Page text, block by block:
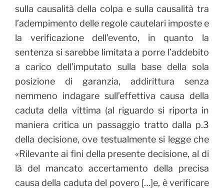
sulla causalità della colpa e sulla causalità tra
l’adempimento delle regole cautelari imposte e
la verificazione dell’evento, in quanto la
sentenza si sarebbe limitata a porre l’addebito
a carico dell’imputato sulla base della sola
posizione di garanzia, addirittura senza
nemmeno indagare sull’effettiva causa della
caduta della vittima (al riguardo si riporta in
maniera critica un passaggio tratto dalla p.3
della decisione, ove testualmente si legge che
«Rilevante ai fini della presente decisione, al di
là del mancato accertamento della precisa
causa della caduta del povero […]e, è verificare